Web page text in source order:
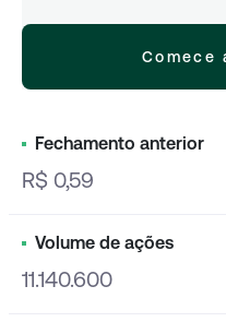
Comece
Fechamento anterior
R$ 0,59
Volume de ações
11.140.600